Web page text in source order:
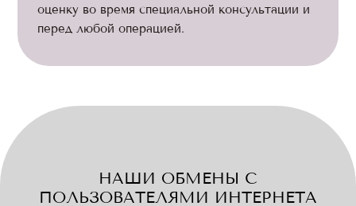
оценку во время специальной консультации и
перед любой операцией.
НАШИ ОБМЕНЫ С
ПОЛЬЗОВАТЕЛЯМИ ИНТЕРНЕТА